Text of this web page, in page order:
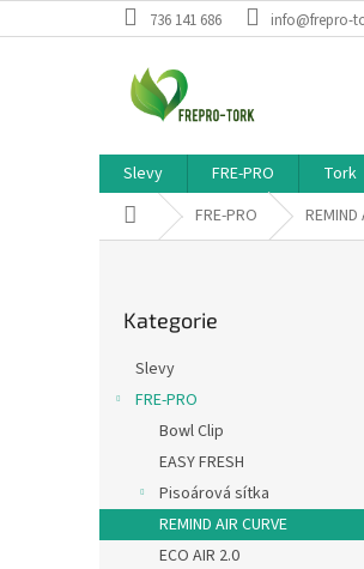
na
736 141 686 info@frepro-
Slevy FRE-PRO Tork
Domů FRE-PRO REMIND
a
n
kategorie
Kategorie
Slevy
FRE-PRO
Bowl Clip
EASY FRESH
Pisoárová sítka
REMIND AIR CURVE
ECO AIR 2.0